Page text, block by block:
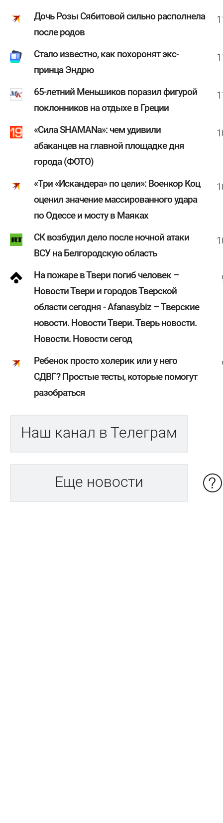
Дочь Розы Сябитовой сильно располнела
после родов
Стало известно, как похоронят экс-
принца Эндрю
65-летний Меньшиков поразил фигурой
поклонников на отдыхе в Греции
«Сила SHAMANa»: чем удивили
абаканцев на главной площадке дня
города (ФОТО)
«Три «Искандера» по цели»: Военкор Коц
оценил значение массированного удара
по Одессе и мосту в Маяках
СК возбудил дело после ночной атаки
ВСУ на Белгородскую область
На пожаре в Твери погиб человек –
Новости Твери и городов Тверской
области сегодня - Afanasy.biz – Тверские
новости. Новости Твери. Тверь новости.
Новости. Новости сегод
Ребенок просто холерик или у него
СДВГ? Простые тесты, которые помогут
разобраться
Наш канал в Телеграм
Еще новости